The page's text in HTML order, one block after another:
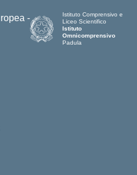
Istituto Comprensivo e
Liceo Scientifico
Istituto
Omnicomprensivo
Padula